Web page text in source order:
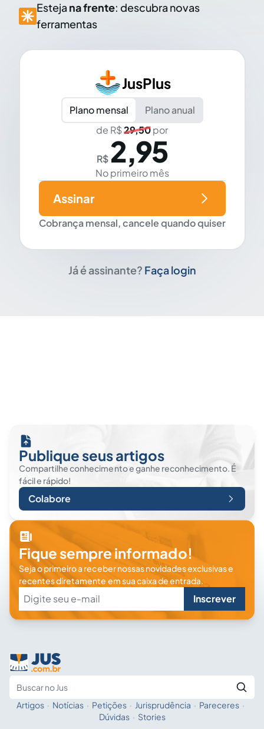
Esteja na frente: descubra novas
ferramentas
JusPlus
Plano mensal
Plano anual
de R$29,50por
R$ 2,95
No primeiro mês
Cobrança mensal, cancele quando quiser
Assinar
Já é assinante? Faça login
Publique seus artigos
Compartilhe conhecimento e ganhe reconhecimento. É
fácil e rápido!
Colabore
Fique sempre informado!
Seja o primeiro a receber nossas novidades exclusivas e
recentes diretamente em sua caixa de entrada.
Inscrever
Fale com a IA
Artigos · Notícias · Petições · Jurisprudência · Pareceres ·
Dúvidas · Stories